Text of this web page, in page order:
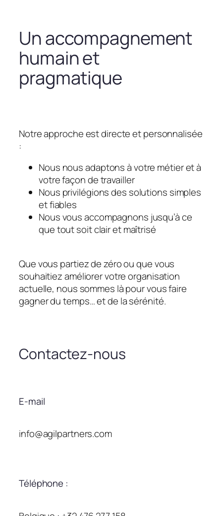
Un accompagnement
humain et
pragmatique
Notre approche est directe et personnalisée
:
Nous nous adaptons à votre métier et à
votre façon de travailler
Nous privilégions des solutions simples
et fiables
Nous vous accompagnons jusqu’à ce
que tout soit clair et maîtrisé
Que vous partiez de zéro ou que vous
souhaitiez améliorer votre organisation
actuelle, nous sommes là pour vous faire
gagner du temps… et de la sérénité.
Contactez-nous
E-mail
info@agilpartners.com
Téléphone :